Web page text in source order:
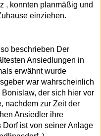
, konnten planmäßig und
einziehen.
beschrieben Der
Ansiedlungen in
erwähnt wurde
war wahrscheinlich
der sich hier vor
nachdem zur Zeit der
Ansiedler ihre
ist von seiner Anlage